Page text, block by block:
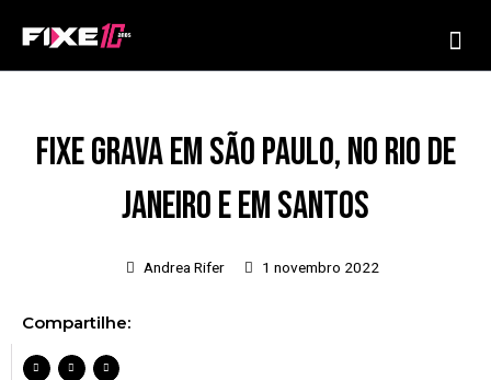
Fixe grava em São Paulo, no Rio de
Janeiro e em Santos
Andrea Rifer 1 novembro 2022
Compartilhe: